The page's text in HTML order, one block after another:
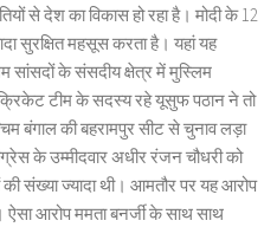
से देश का विकास हो रहा है। मोदी के 12
सुरक्षित महसूस करता है। यहां यह
सांसदों के संसदीय क्षेत्र में मुस्लिम
क्रिकेट टीम के सदस्य रहे यूसुफ पठान ने तो
बंगाल की बहरामपुर सीट से चुनाव लड़ा
के उम्मीदवार अधीर रंजन चौधरी को
संख्या ज्यादा थी। आमतौर पर यह आरोप
ऐसा आरोप ममता बनर्जी के साथ साथ